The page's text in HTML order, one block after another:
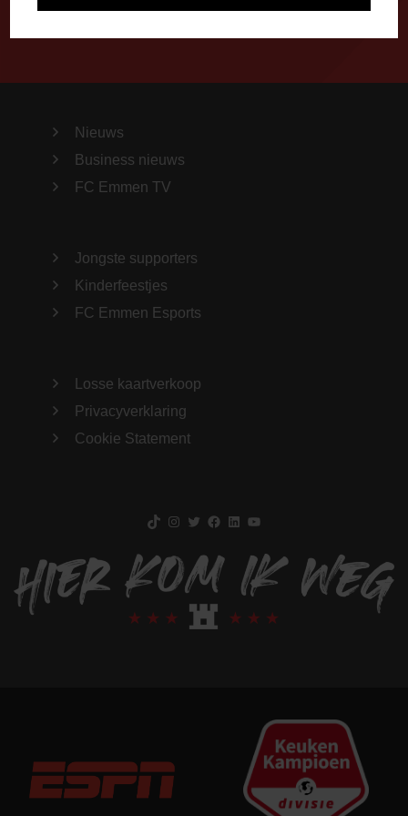
Nieuws
Business nieuws
FC Emmen TV
Jongste supporters
Kinderfeestjes
FC Emmen Esports
Losse kaartverkoop
Privacyverklaring
Cookie Statement